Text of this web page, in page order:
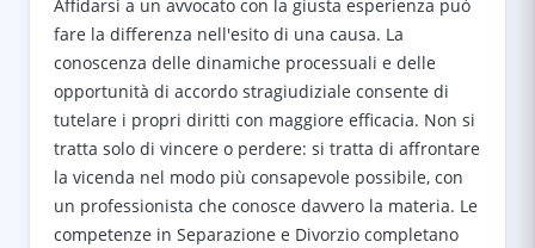
Affidarsi a un avvocato con la giusta esperienza può
fare la differenza nell'esito di una causa. La
conoscenza delle dinamiche processuali e delle
opportunità di accordo stragiudiziale consente di
tutelare i propri diritti con maggiore efficacia. Non si
tratta solo di vincere o perdere: si tratta di affrontare
la vicenda nel modo più consapevole possibile, con
un professionista che conosce davvero la materia. Le
competenze in Separazione e Divorzio completano